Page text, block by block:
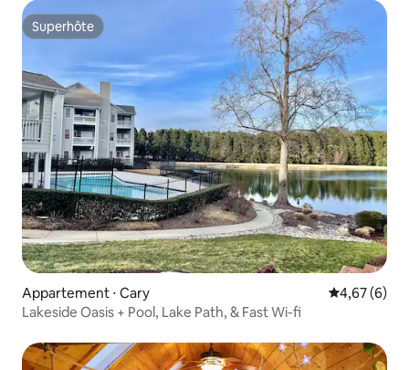
Superhôte
Superhôte
Appartement ⋅ Cary Évaluation
4,67 (6)
Lakeside Oasis + Pool, Lake Path, & Fast Wi-fi